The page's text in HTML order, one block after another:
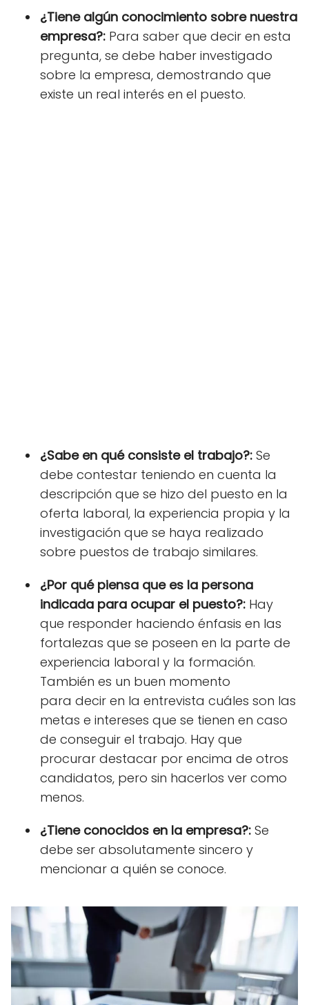
¿Tiene algún conocimiento sobre nuestra
empresa?: Para saber que decir en esta
pregunta, se debe haber investigado
sobre la empresa, demostrando que
existe un real interés en el puesto.
¿Sabe en qué consiste el trabajo?: Se
debe contestar teniendo en cuenta la
descripción que se hizo del puesto en la
oferta laboral, la experiencia propia y la
investigación que se haya realizado
sobre puestos de trabajo similares.
¿Por qué piensa que es la persona
indicada para ocupar el puesto?: Hay
que responder haciendo énfasis en las
fortalezas que se poseen en la parte de
experiencia laboral y la formación.
También es un buen momento
para decir en la entrevista cuáles son las
metas e intereses que se tienen en caso
de conseguir el trabajo. Hay que
procurar destacar por encima de otros
candidatos, pero sin hacerlos ver como
menos.
¿Tiene conocidos en la empresa?: Se
debe ser absolutamente sincero y
mencionar a quién se conoce.